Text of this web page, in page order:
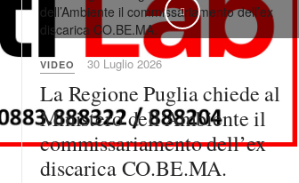
VIDEO 30 Luglio 2026
La Regione Puglia chiede al
Ministero dell’Ambiente il
commissariamento dell’ex
discarica CO.BE.MA.